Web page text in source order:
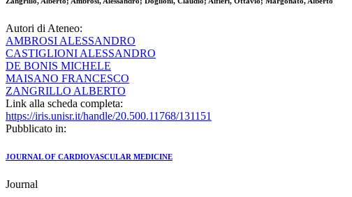
Autori di Ateneo:
AMBROSI ALESSANDRO
CASTIGLIONI ALESSANDRO
DE BONIS MICHELE
MAISANO FRANCESCO
ZANGRILLO ALBERTO
Link alla scheda completa:
https://iris.unisr.it/handle/20.500.11768/131151
Pubblicato in:
JOURNAL OF CARDIOVASCULAR MEDICINE
Journal